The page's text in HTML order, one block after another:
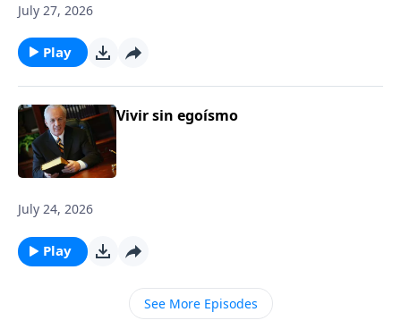
July 27, 2026
Play
Vivir sin egoísmo
July 24, 2026
Play
See More Episodes